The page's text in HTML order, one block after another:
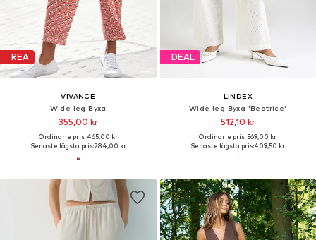
REA
VIVANCE
Wide leg Byxa
355,00 kr
Ordinarie pris: 465,00 kr
Senaste lägsta pris:284,00 kr
DEAL
LINDEX
Wide leg Byxa 'Beatrice'
512,10 kr
Ordinarie pris: 569,00 kr
Senaste lägsta pris:409,50 kr